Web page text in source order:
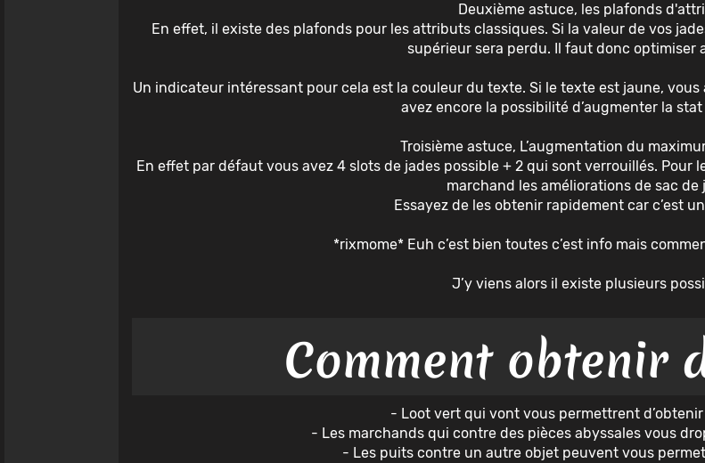
Deuxième astuce, les plafonds
En effet, il existe des plafonds pour les attributs classiques. Si la valeur de vos
supérieur sera perdu. Il faut donc optimiser
Un indicateur intéressant pour cela est la couleur du texte. Si le texte est jaune,
avez encore la possibilité d’augmenter la
Troisième astuce, L’augmentation du
En effet par défaut vous avez 4 slots de jades possible + 2 qui sont verrouillés.
marchand les améliorations de sac de
Essayez de les obtenir rapidement car c’est
*rixmome* Euh c’est bien toutes c’est info mais
J’y viens alors il existe plusieurs
Comment obtenir
- Loot vert qui vont vous permettrent
- Les marchands qui contre des pièces abyssales vous
- Les puits contre un autre objet peuvent vous